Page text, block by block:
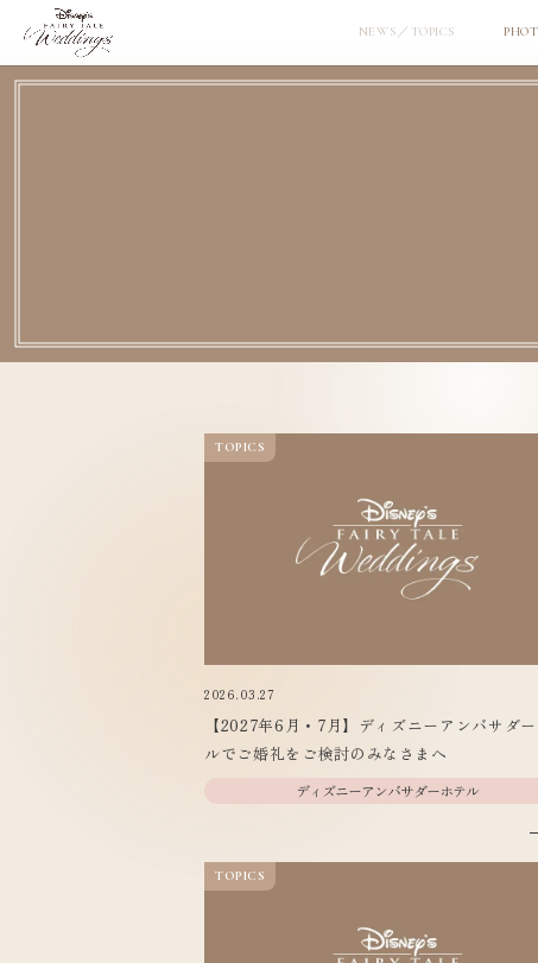
NEWS／TOPICS
TOPICS
2026.03.27
【2027年6月・7月】ディズニーアンバサダ
ルでご婚礼をご検討のみなさまへ
ディズニーアンバサダーホテル
TOPICS